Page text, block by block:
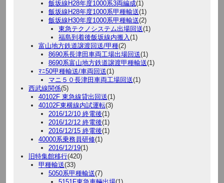
飯坂線H28年度1000系3両編成(1)
飯坂線H28年度1000系甲種輸送(1)
飯坂線H30年度1000系甲種輸送(2)
東急テクノシステム出場回送(1)
福島到着後飯坂線内搬入 (1)
富山地方鉄道譲渡回送/甲種(2)
8690系長津田車両工場出場回送(1)
8690系富山地方鉄道譲渡甲種輸送(1)
ﾏﾆ50甲種輸送/車両回送(1)
マニ５０長津田車両工場回送(1)
西武線関係(5)
40102F 東急線貸出回送(1)
40102F東横線内試運転(3)
2016/12/10 終電後(1)
2016/12/12 終電後(1)
2016/12/15 終電後(1)
40000系乗務員研修(1)
2016/12/19(1)
旧特集館移行(420)
甲種輸送(33)
5050系甲種輸送(7)